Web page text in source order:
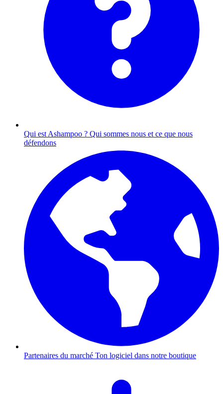
Qui est Ashampoo ? Qui sommes nous et ce que nous
défendons
Partenaires du marché Ton logiciel dans notre boutique